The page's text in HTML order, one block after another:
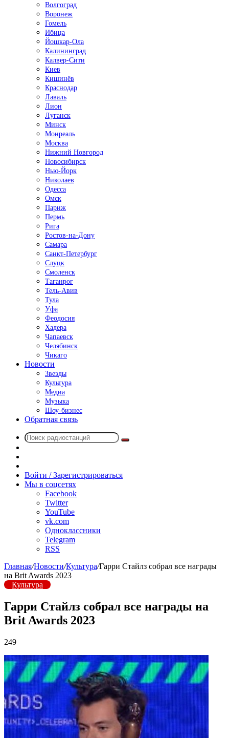
Волгоград
Воронеж
Гомель
Ибица
Йошкар-Ола
Калининград
Калвер-Сити
Киев
Кишинёв
Краснодар
Лаваль
Лион
Луганск
Минск
Монреаль
Москва
Нижний Новгород
Новосибирск
Нью-Йорк
Николаев
Одесса
Омск
Париж
Пермь
Рига
Ростов-на-Дону
Самара
Санкт-Петербург
Слуцк
Смоленск
Таганрог
Тель-Авив
Тула
Уфа
Феодосия
Хадера
Чапаевск
Челябинск
Чикаго
Новости
Звезды
Культура
Медиа
Музыка
Шоу-бизнес
Обратная связь
Поиск
радио
Войти / Зарегистрироваться
Мы в соцсетях
Facebook
Twitter
YouTube
vk.com
Одноклассники
Telegram
RSS
Главная/Новости/Культура/Гарри Стайлз собрал все награды
на Brit Awards 2023
Культура
Гарри Стайлз собрал все награды на
Brit Awards 2023
249